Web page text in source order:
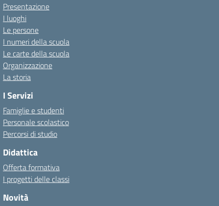
Presentazione
I luoghi
Le persone
I numeri della scuola
Le carte della scuola
Organizzazione
La storia
I Servizi
Famiglie e studenti
Personale scolastico
Percorsi di studio
Didattica
Offerta formativa
I progetti delle classi
Novità